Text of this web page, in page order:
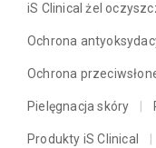
iS Clinical żel
Ochrona
Ochrona
Pielęgnacja skóry
Produkty iS Clinical